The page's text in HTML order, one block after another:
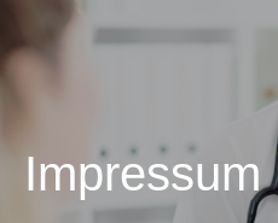
Impressum